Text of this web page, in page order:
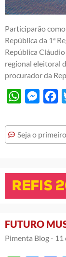
Participarão
República da 1ª
República
regional eleitoral
procurador da
WhatsApp
Seja o
FUTURO
Pimenta Blog - 11